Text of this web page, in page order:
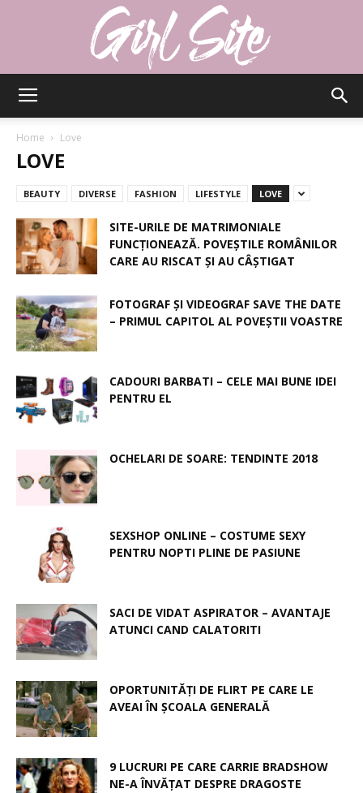
Home Love
LOVE
BEAUTY DIVERSE FASHION LIFESTYLE LOVE
SITE-URILE DE MATRIMONIALE
FUNCȚIONEAZĂ. POVEȘTILE ROMÂNILOR
CARE AU RISCAT ȘI AU CÂȘTIGAT
FOTOGRAF ȘI VIDEOGRAF SAVE THE DATE
– PRIMUL CAPITOL AL POVEȘTII VOASTRE
CADOURI BARBATI – CELE MAI BUNE IDEI
PENTRU EL
OCHELARI DE SOARE: TENDINTE 2018
SEXSHOP ONLINE – COSTUME SEXY
PENTRU NOPTI PLINE DE PASIUNE
SACI DE VIDAT ASPIRATOR – AVANTAJE
ATUNCI CAND CALATORITI
OPORTUNITĂȚI DE FLIRT PE CARE LE
AVEAI ÎN ȘCOALA GENERALĂ
9 LUCRURI PE CARE CARRIE BRADSHOW
NE-A ÎNVĂȚAT DESPRE DRAGOSTE